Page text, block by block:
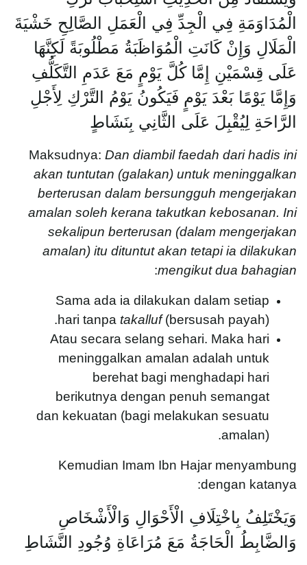
الْمُدَاوَمَةِ فِي الْجِدِّ فِي الْعَمَلِ الصَّالِحِ خَشْيَةَ
الْمَلَالِ وَإِنْ كَانَتِ الْمُوَاظَبَةُ مَطْلُوبَةً لَكِنَّهَا
عَلَى قِسْمَيْنِ إِمَّا كُلَّ يَوْمٍ مَعَ عَدَمِ التَّكَلُّفِ
وَإِمَّا يَوْمًا بَعْدَ يَوْمٍ فَيَكُونُ يَوْمُ التَّرْكِ لِأَجْلِ
الرَّاحَةِ لِيُقْبِلَ عَلَى الثَّانِي بِنَشَاطٍ
Maksudnya: Dan diambil faedah dari hadis ini
akan tuntutan (galakan) untuk meninggalkan
berterusan dalam bersungguh mengerjakan
amalan soleh kerana takutkan kebosanan. Ini
sekalipun berterusan (dalam mengerjakan
amalan) itu dituntut akan tetapi ia dilakukan
mengikut dua bahagian
:
Sama ada ia dilakukan dalam setiap
hari tanpa takalluf(bersusah payah).
Atau secara selang sehari. Maka hari
meninggalkan amalan adalah untuk
berehat bagi menghadapi hari
berikutnya dengan penuh semangat
dan kekuatan (bagi melakukan sesuatu
amalan).
Kemudian Imam Ibn Hajar menyambung
dengan katanya:
وَيَخْتَلِفُ بِاخْتِلَافِ الْأَحْوَالِ وَالْأَشْخَاصِ
وَالضَّابِطُ الْحَاجَةُ مَعَ مُرَاعَاةِ وُجُودِ النَّشَاطِ